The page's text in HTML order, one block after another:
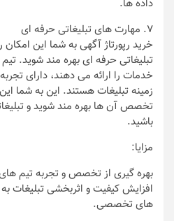
داده‌ ها.
۷. مهارت‌ های تبلیغاتی حرفه‌ ای
خرید رپورتاژ آگهی به شما این
تبلیغاتی حرفه‌ ای بهره‌ مند شوید.
خدمات را ارائه می‌ دهند، دارای
زمینه تبلیغات هستند. این به شما
تخصص آن‌ ها بهره‌ مند شوید و
باشید.
مزایا:
بهره‌ گیری از تخصص و تجربه تیم‌
افزایش کیفیت و اثربخشی تبلیغات
های تخصصی.